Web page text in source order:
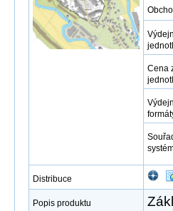
Cena
Distribuce
Popis produktu